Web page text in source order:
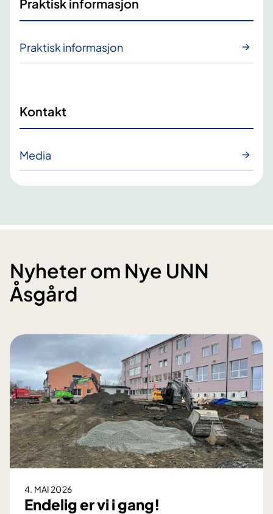
Praktisk informasjon
Praktisk informasjon
Kontakt
Media
Nyheter om Nye UNN
Åsgård
4. MAI 2026
Endelig er vi i gang!